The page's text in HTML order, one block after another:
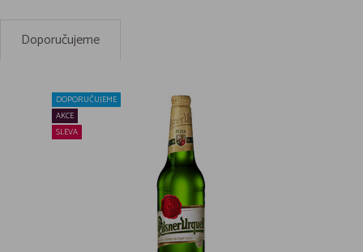
Doporučujeme
DOPORUČUJEME
AKCE
SLEVA